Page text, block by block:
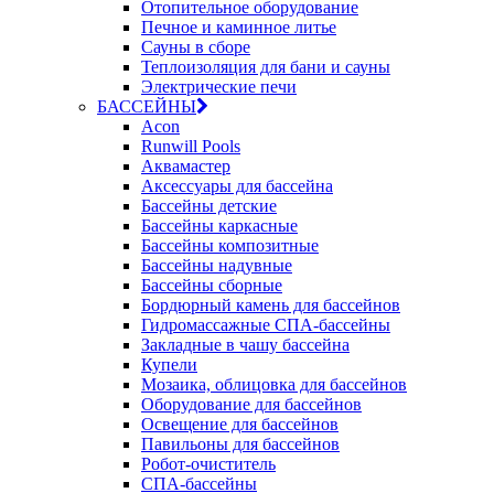
Отопительное оборудование
Печное и каминное литье
Сауны в сборе
Теплоизоляция для бани и сауны
Электрические печи
БАССЕЙНЫ
Acon
Runwill Pools
Аквамастер
Аксессуары для бассейна
Бассейны детские
Бассейны каркасные
Бассейны композитные
Бассейны надувные
Бассейны сборные
Бордюрный камень для бассейнов
Гидромассажные СПА-бассейны
Закладные в чашу бассейна
Купели
Мозаика, облицовка для бассейнов
Оборудование для бассейнов
Освещение для бассейнов
Павильоны для бассейнов
Робот-очиститель
СПА-бассейны